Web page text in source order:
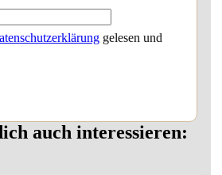
gelesen und
auch interessieren: